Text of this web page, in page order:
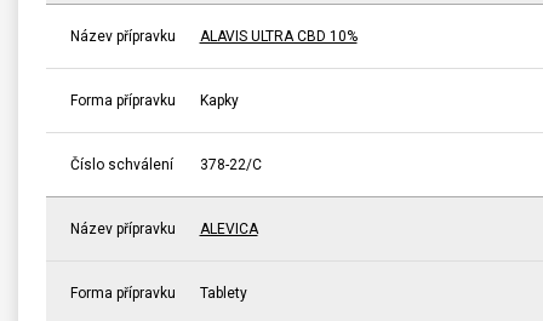
Název přípravku ALAVIS ULTRA CBD 10%
Forma přípravku Kapky
Číslo schválení 378-22/C
Název přípravku ALEVICA
Forma přípravku Tablety